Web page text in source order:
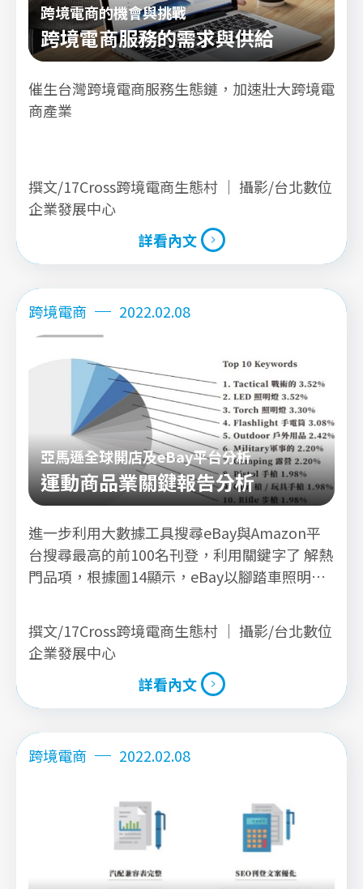
跨境電商的機會與挑戰
跨境電商服務的需求與供給
催生台灣跨境電商服務生態鏈，加速壯大跨境電
商產業
撰文/17Cross跨境電商生態村 ｜ 攝影/台北數位
企業發展中心
詳看內文
跨境電商
2022.02.08
亞馬遜全球開店及eBay平台分析
運動商品業關鍵報告分析
進一步利用大數據工具搜尋eBay與Amazon平
台搜尋最高的前100名刊登，利用關鍵字了 解熱
門品項，根據圖14顯示，eBay以腳踏車照明
15顯示，Amazon平台以滾輪、彈力帶及運動手
錶等類型產品為熱搜關鍵字。
撰文/17Cross跨境電商生態村 ｜ 攝影/台北數位
企業發展中心
詳看內文
跨境電商
2022.02.08